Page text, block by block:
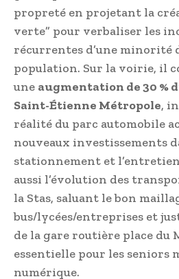
propreté en projetant la
verte” pour verbaliser les
récurrentes d’une minorité
population. Sur la voirie, il
une augmentation de 30 %
Saint-Étienne Métropole,
réalité du parc automobile
nouveaux investissements
stationnement et
aussi l’évolution des
la Stas, saluant le bon
bus/lycées/entreprises et
de la gare routière place du
essentielle pour les seniors
numérique.